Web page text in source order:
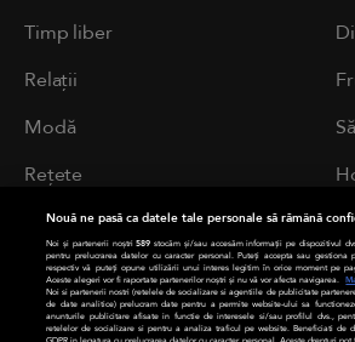
Timp liber
Relații
Modă
Rețete
SITE-URI
ANTENA GROUP
Nouă ne pasă ca datele tale personale să rămână
Noi și partenerii noștri589 stocăm și/sau accesăm informații pe dispozitivul
pentru prelucrarea datelor cu caracter personal. Puteți accepta sau
respectiv vă puteți opune utilizării unui interes legitim în orice moment pe
Aceste alegeri vor fi raportate partenerilor noștri și nu vă vor afecta navigarea.
Noi si partenerii nostri (retelele de socializare si agentiile de publicitate
de date analitice) prelucram date pentru a permite website-ului sa
anunturile publicitare afisate in functie de interesele si/sau profilul dvs.,
retelelor de socializare si pentru a analiza traficul pe website. Beneficiati de